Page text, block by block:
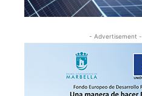
- Advertisement -